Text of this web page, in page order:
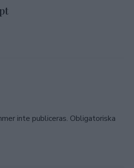
inte publiceras. Obligatoriska